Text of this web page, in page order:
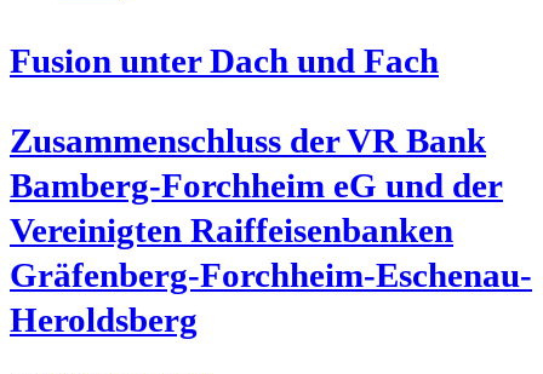
Fusi­on unter Dach und Fach
Zusam­men­schluss der VR Bank
Bam­berg-Forch­heim eG und der
Ver­ei­nig­ten Raiff­ei­sen­ban­ken
Gräfenberg-Forchheim-Eschenau-
Heroldsberg